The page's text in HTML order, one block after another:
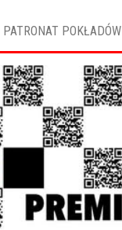
PATRONAT POKŁADÓW